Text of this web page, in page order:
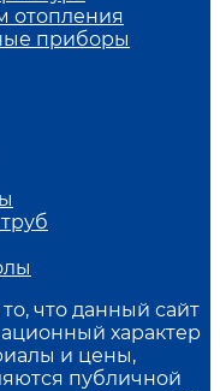
отопления
приборы
что данный сайт
характер
и цены,
публичной